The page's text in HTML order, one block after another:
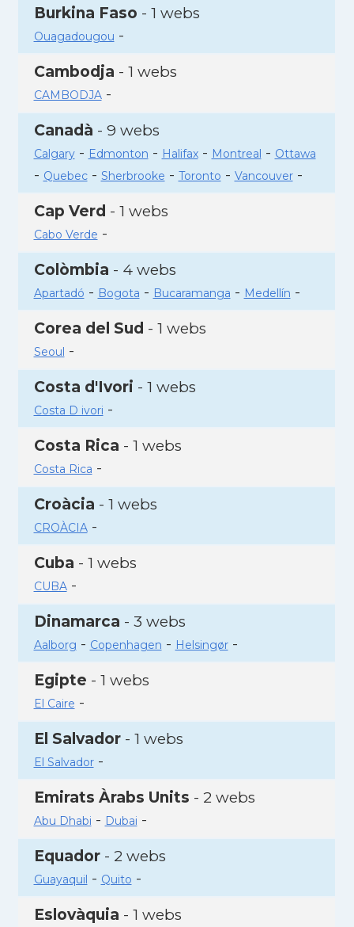
Burkina Faso - 1 webs
Ouagadougou -
Cambodja - 1 webs
CAMBODJA-
Canadà - 9 webs
Calgary- Edmonton - Halifax- Montreal - Ottawa
- Quebec- Sherbrooke - Toronto - Vancouver-
Cap Verd - 1 webs
Cabo Verde -
Colòmbia - 4 webs
Apartadó - Bogota - Bucaramanga - Medellín -
Corea del Sud - 1 webs
Seoul -
Costa d'Ivori - 1 webs
Costa D ivori -
Costa Rica - 1 webs
Costa Rica -
Croàcia - 1 webs
CROÀCIA-
Cuba - 1 webs
CUBA-
Dinamarca - 3 webs
Aalborg - Copenhagen - Helsingør-
Egipte - 1 webs
El Caire -
El Salvador- 1 webs
El Salvador-
Emirats Àrabs Units - 2 webs
Abu Dhabi - Dubai -
Equador- 2 webs
Guayaquil - Quito -
Eslovàquia - 1 webs